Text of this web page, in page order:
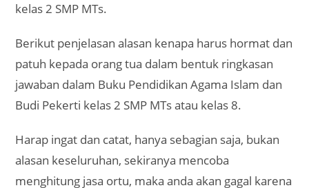
kelas 2 SMP MTs.
Berikut penjelasan alasan kenapa harus hormat dan
patuh kepada orang tua dalam bentuk ringkasan
jawaban dalam Buku Pendidikan Agama Islam dan
Budi Pekerti kelas 2 SMP MTs atau kelas 8.
Harap ingat dan catat, hanya sebagian saja, bukan
alasan keseluruhan, sekiranya mencoba
menghitung jasa ortu, maka anda akan gagal karena